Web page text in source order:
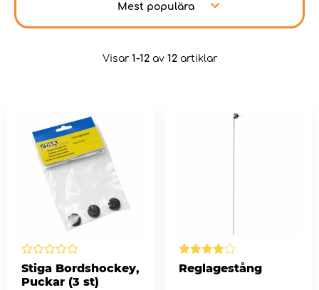
Mest populära
Visar 1-12av 12artiklar
Stiga Bordshockey,
Puckar (3 st)
Reglagestång